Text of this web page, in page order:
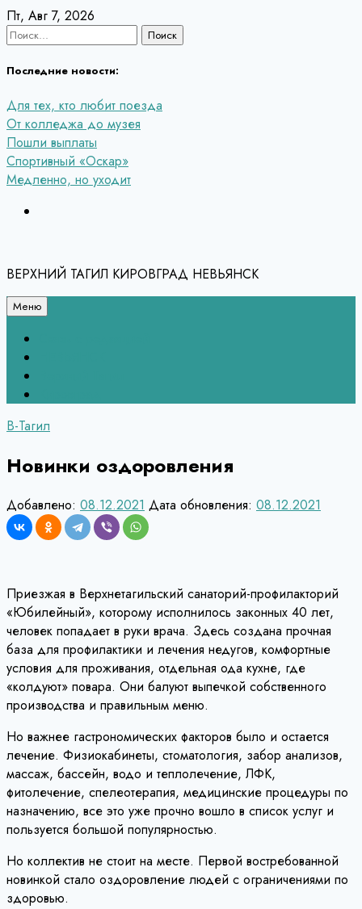
Перейти
к
Пт, Авг 7, 2026
Найти:
Последние новости:
Для тех, кто любит поезда
От колледжа до музея
Пошли выплаты
Спортивный «Оскар»
Медленно, но уходит
ВЕРХНИЙ ТАГИЛ КИРОВГРАД НЕВЬЯНСК
Меню
В-Тагил
Новинки оздоровления
Добавлено: 08.12.2021 Дата обновления: 08.12.2021
Приезжая в Верхнетагильский санаторий-профилакторий
«Юбилейный», которому исполнилось законных 40 лет,
человек попадает в руки врача. Здесь создана прочная
база для профилактики и лечения недугов, комфортные
условия для проживания, отдельная ода кухне, где
«колдуют» повара. Они балуют выпечкой собственного
производства и правильным меню.
Но важнее гастрономических факторов было и остается
лечение. Физиокабинеты, стоматология, забор анализов,
массаж, бассейн, водо и теплолечение, ЛФК,
фитолечение, спелеотерапия, медицинские процедуры по
назначению, все это уже прочно вошло в список услуг и
пользуется большой популярностью.
Но коллектив не стоит на месте. Первой востребованной
новинкой стало оздоровление людей с ограничениями по
здоровью.